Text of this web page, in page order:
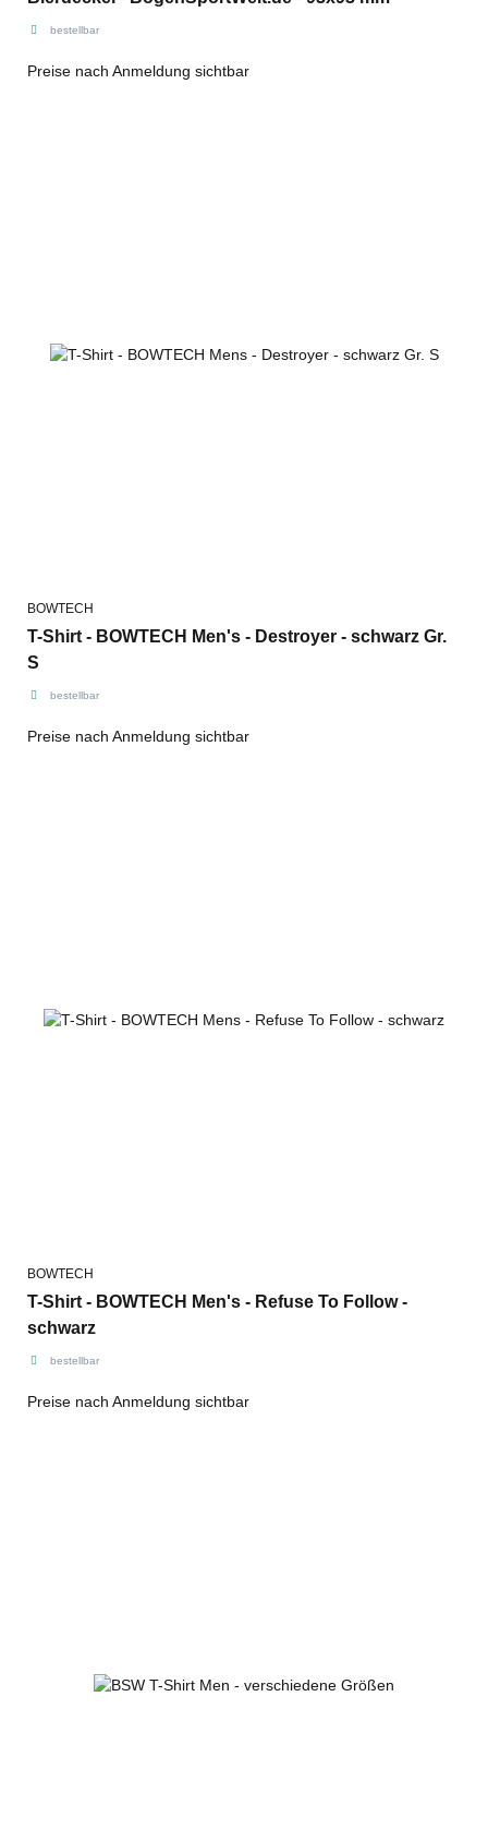
bestellbar
Preise nach Anmeldung sichtbar
BOWTECH
T-Shirt - BOWTECH Men's - Destroyer - schwarz Gr.
S
bestellbar
Preise nach Anmeldung sichtbar
BOWTECH
T-Shirt - BOWTECH Men's - Refuse To Follow -
schwarz
bestellbar
Preise nach Anmeldung sichtbar